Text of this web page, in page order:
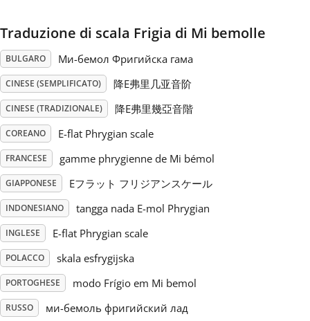
Русский
Svenska
Tiếng Việt
Türkçe
Українська
简体中文
繁體中文
Traduzione di scala Frigia di Mi bemolle
BULGARO Mи-бемол Фригийска гама
CINESE (SEMPLIFICATO) 降E弗里几亚音阶
CINESE (TRADIZIONALE) 降E弗里幾亞音階
COREANO E-flat Phrygian scale
FRANCESE gamme phrygienne de Mi bémol
GIAPPONESE Eフラット フリジアンスケール
INDONESIANO tangga nada E-mol Phrygian
INGLESE E-flat Phrygian scale
POLACCO skala esfrygijska
PORTOGHESE modo Frígio em Mi bemol
RUSSO ми-бемоль фригийский лад